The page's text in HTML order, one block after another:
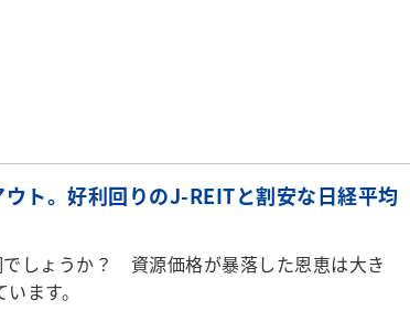
ト。好利回りのJ-REITと割安な日経平均
しょうか？ 資源価格が暴落した恩恵は大き
ます。